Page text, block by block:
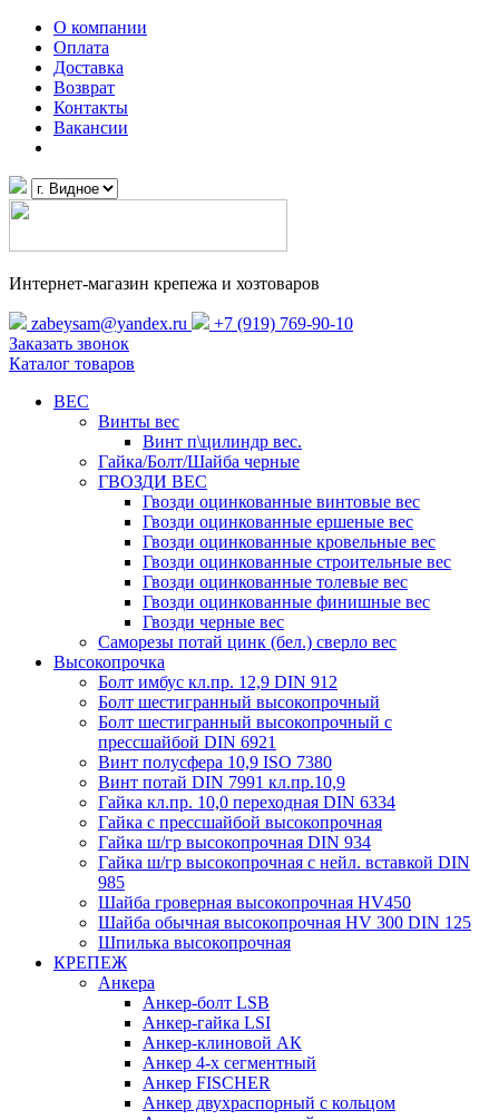
О компании
Оплата
Доставка
Возврат
Контакты
Вакансии
Интернет-магазин крепежа и хозтоваров
zabeysam@yandex.ru
+7 (919) 769-90-10
Заказать звонок
Каталог товаров
ВЕС
Винты вес
Винт п\цилиндр вес.
Гайка/Болт/Шайба черные
ГВОЗДИ ВЕС
Гвозди оцинкованные винтовые вес
Гвозди оцинкованные ершеные вес
Гвозди оцинкованные кровельные вес
Гвозди оцинкованные строительные вес
Гвозди оцинкованные толевые вес
Гвозди оцинкованные финишные вес
Гвозди черные вес
Саморезы потай цинк (бел.) сверло вес
Высокопрочка
Болт имбус кл.пр. 12,9 DIN 912
Болт шестигранный высокопрочный
Болт шестигранный высокопрочный с
прессшайбой DIN 6921
Винт полусфера 10,9 ISO 7380
Винт потай DIN 7991 кл.пр.10,9
Гайка кл.пр. 10,0 переходная DIN 6334
Гайка с прессшайбой высокопрочная
Гайка ш/гр высокопрочная DIN 934
Гайка ш/гр высокопрочная с нейл. вставкой DIN
985
Шайба гроверная высокопрочная HV450
Шайба обычная высокопрочная HV 300 DIN 125
Шпилька высокопрочная
КРЕПЕЖ
Анкера
Анкер-болт LSB
Анкер-гайка LSI
Анкер-клиновой АК
Анкер 4-х сегментный
Анкер FISCHER
Анкер двухраспорный с кольцом